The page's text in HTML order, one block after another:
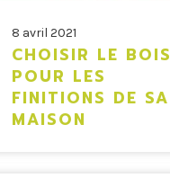
8 avril 2021
CHOISIR LE BOIS
POUR LES
FINITIONS DE SA
MAISON